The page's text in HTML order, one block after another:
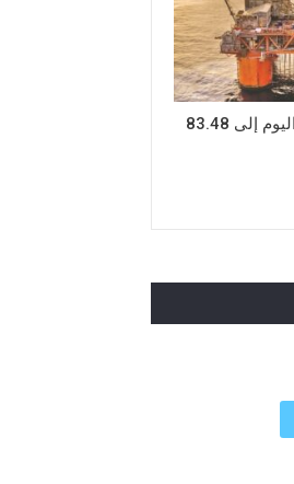
برميل النفط يرتفع اليوم إلى 83.48